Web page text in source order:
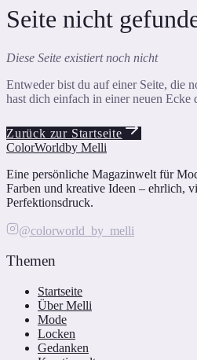
Seite nicht
Diese Seite existiert noch nicht
Entweder bist du auf einer Seite, die
hast dich einfach in einer neuen
Zurück zur Startseite
ColorWorldby Melli
Eine persönliche Magazinwelt für
Farben und kreative Ideen – ehrlich,
Perfektionsdruck.
@colorworld_by_melli
Themen
Startseite
Über Melli
Mode
Locken
Gedanken